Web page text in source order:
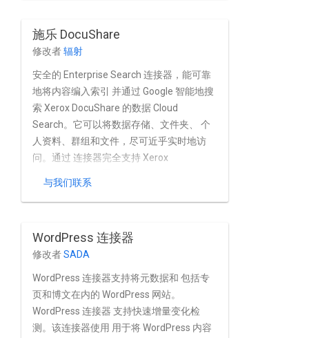
施乐 DocuShare
修改者辐射
安全的 Enterprise Search 连接器，能可靠
地将内容编入索引 并通过 Google 智能地搜
索 Xerox DocuShare 的数据 Cloud
Search。它可以将数据存储、文件夹、 个
人资料、群组和文件，尽可近乎实时地访
问。通过 连接器完全支持 Xerox
与我们联系
WordPress 连接器
修改者SADA
WordPress 连接器支持将元数据和 包括专
页和博文在内的 WordPress 网站。
WordPress 连接器 支持快速增量变化检
测。该连接器使用 用于将 WordPress 内容